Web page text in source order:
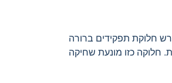
חלוקת תפקידים ברורה
חלוקה כזו מונעת שחיקה